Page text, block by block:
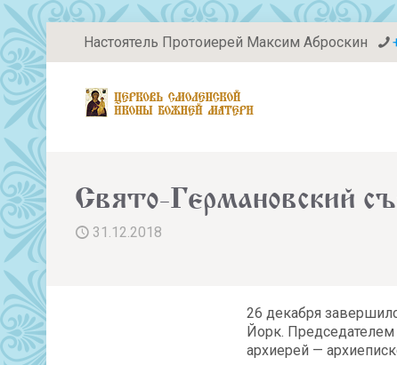
Настоятель Протоиерей Максим Аброскин
Свято-Германовский
31.12.2018
26 декабря
Йорк. Председателем
архиерей —